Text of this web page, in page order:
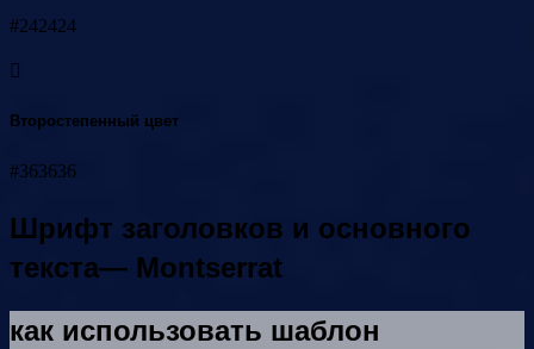
#242424
Второстепенный цвет
#363636
Шрифт заголовков и основного
текста— Montserrat
как использовать шаблон